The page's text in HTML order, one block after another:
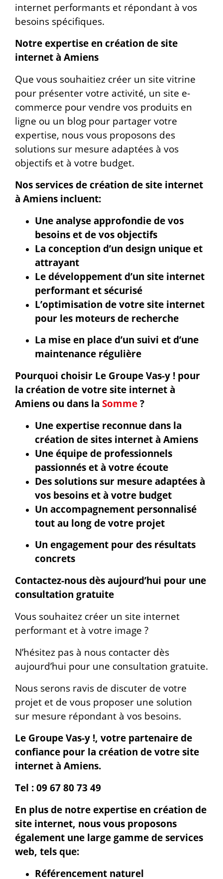
internet performants et répondant à vos
besoins spécifiques.
Notre expertise en création de site
internet à Amiens
Que vous souhaitiez créer un site vitrine
pour présenter votre activité, un site e-
commerce pour vendre vos produits en
ligne ou un blog pour partager votre
expertise, nous vous proposons des
solutions sur mesure adaptées à vos
objectifs et à votre budget.
Nos services de création de site internet
à Amiens incluent:
Une analyse approfondie de vos
besoins et de vos objectifs
La conception d’un design unique et
attrayant
Le développement d’un site internet
performant et sécurisé
L’optimisation de votre site internet
pour les moteurs de recherche
La mise en place d’un suivi et d’une
maintenance régulière
Pourquoi choisir Le Groupe Vas-y ! pour
la création de votre site internet à
Amiens ou dans la Somme ?
Une expertise reconnue dans la
création de sites internet à Amiens
Une équipe de professionnels
passionnés et à votre écoute
Des solutions sur mesure adaptées à
vos besoins et à votre budget
Un accompagnement personnalisé
tout au long de votre projet
Un engagement pour des résultats
concrets
Contactez-nous dès aujourd’hui pour une
consultation gratuite
Vous souhaitez créer un site internet
performant et à votre image ?
N’hésitez pas à nous contacter dès
aujourd’hui pour une consultation gratuite.
Nous serons ravis de discuter de votre
projet et de vous proposer une solution
sur mesure répondant à vos besoins.
Le Groupe Vas-y !, votre partenaire de
confiance pour la création de votre site
internet à Amiens.
Tel : 09 67 80 73 49
En plus de notre expertise en création de
site internet, nous vous proposons
également une large gamme de services
web, tels que:
Référencement naturel